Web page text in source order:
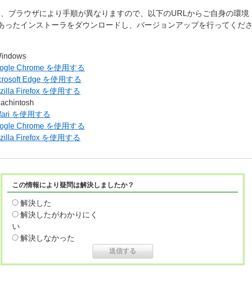
ブラウザにより手順が異なりますので、以下のURLからご自身の環境
ったインストーラをダウンロードし、バージョンアップを行ってくださ
Chrome を使用する
Edge を使用する
Firefox を使用する
を使用する
Chrome を使用する
Firefox を使用する
この情報により疑問は解決しましたか？
解決した
解決したがわかりにく
い
解決しなかった